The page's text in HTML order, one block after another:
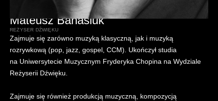
Mateusz Banasiuk
REŻYSER DŹWIĘKU
Zajmuje się zarówno muzyką klasyczną, jak i muzyką
rozrywkową (pop, jazz, gospel, CCM). Ukończył studia
na Uniwersytecie Muzycznym Fryderyka Chopina na Wydziale
Reżyserii Dźwięku.
Zajmuje się również produkcją muzyczną, kompozycją